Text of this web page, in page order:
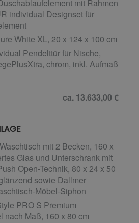
mit Rahmen
individual Designset für
White XL, 20 x 124 x 100 cm
Pendelttür für Nische,
chrom, inkl. Aufmaß
ca. 13.633,00 €
mit 2 Becken, 160 x
Glas und Unterschrank mit
Open-Technik, 80 x 24 x 50
sowie Dallmer
Möbel-Siphon
PRO S Premium
nach Maß, 160 x 80 cm